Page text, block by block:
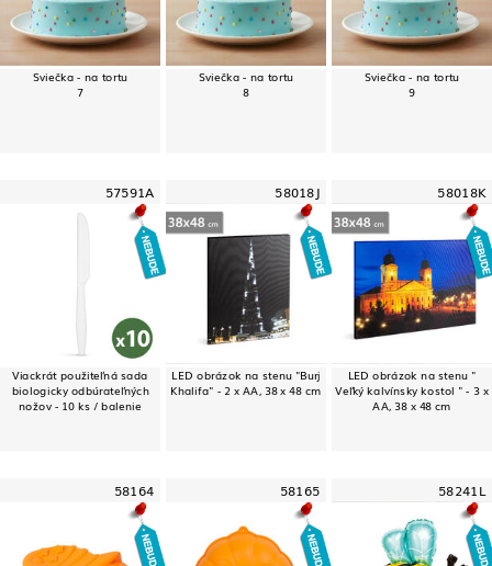
Sviečka - na tortu
7
Sviečka - na tortu
8
Sviečka - na tortu
9
57591A
Viackrát použiteľná sada
biologicky odbúrateľných
nožov - 10 ks / balenie
58018J
LED obrázok na stenu "Burj
Khalifa" - 2 x AA, 38 x 48 cm
58018K
LED obrázok na stenu "
Veľký kalvínsky kostol " - 3 x
AA, 38 x 48 cm
58164 58165 58241L